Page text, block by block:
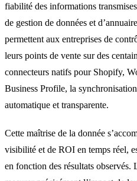
fiabilité des informations
de gestion de données et
permettent aux entreprises de
leurs points de vente sur des
connecteurs natifs pour Shopify,
Business Profile, la
automatique et transparente.
Cette maîtrise de la donnée
visibilité et de ROI en temps réel,
en fonction des résultats observés.